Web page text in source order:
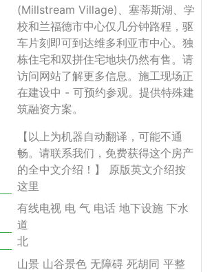
(Millstream Village)、塞蒂斯湖、学
校和兰福德市中心仅几分钟路程，驱
车片刻即可到达维多利亚市中心。独
栋住宅和双拼住宅地块仍然有售。请
访问网站了解更多信息。施工现场正
在建设中 - 可预约参观。提供特殊建
筑融资方案。
【以上为机器自动翻译，可能不通
畅。请联系我们，免费获得这个房产
的全中文介绍！】 原版英文介绍按
这里
有线电视 电 气 电话 地下设施 下水
道
北
山景 山谷景色 无障碍 死胡同 平整